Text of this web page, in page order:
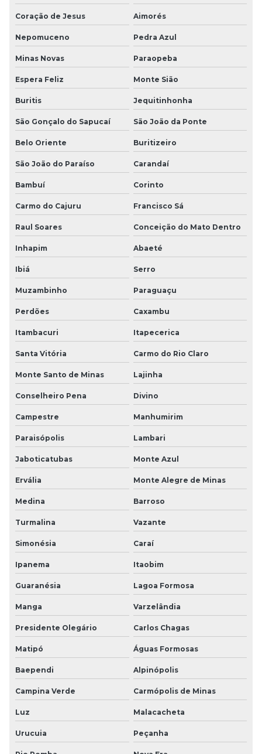
Coração de Jesus Aimorés
Nepomuceno Pedra Azul
Minas Novas Paraopeba
Espera Feliz Monte Sião
Buritis Jequitinhonha
São Gonçalo do Sapucaí São João da Ponte
Belo Oriente Buritizeiro
São João do Paraíso Carandaí
Bambuí Corinto
Carmo do Cajuru Francisco Sá
Raul Soares Conceição do Mato Dentro
Inhapim Abaeté
Ibiá Serro
Muzambinho Paraguaçu
Perdões Caxambu
Itambacuri Itapecerica
Santa Vitória Carmo do Rio Claro
Monte Santo de Minas Lajinha
Conselheiro Pena Divino
Campestre Manhumirim
Paraisópolis Lambari
Jaboticatubas Monte Azul
Ervália Monte Alegre de Minas
Medina Barroso
Turmalina Vazante
Simonésia Caraí
Ipanema Itaobim
Guaranésia Lagoa Formosa
Manga Varzelândia
Presidente Olegário Carlos Chagas
Matipó Águas Formosas
Baependi Alpinópolis
Campina Verde Carmópolis de Minas
Luz Malacacheta
Urucuia Peçanha